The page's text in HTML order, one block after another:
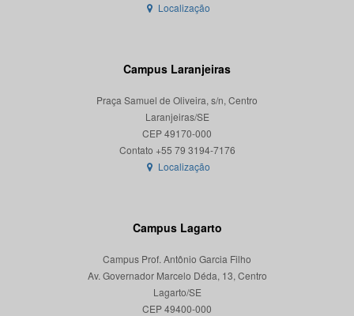
Localização
Campus Laranjeiras
Praça Samuel de Oliveira, s/n, Centro
Laranjeiras/SE
CEP 49170-000
Localização
Campus Lagarto
Campus Prof. Antônio Garcia Filho
Av. Governador Marcelo Déda, 13, Centro
Lagarto/SE
CEP 49400-000